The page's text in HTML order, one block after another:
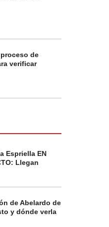
de
verificar
Espriella EN
Llegan
de Abelardo de
y dónde verla